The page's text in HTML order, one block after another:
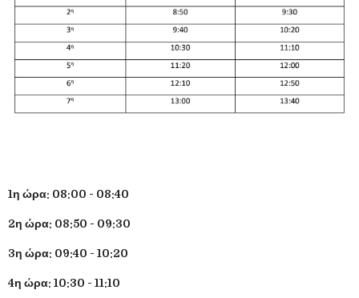
1η ώρα: 08:00 - 08:40
2η ώρα: 08:50 - 09:30
3η ώρα: 09:40 - 10:20
4η ώρα: 10:30 - 11:10